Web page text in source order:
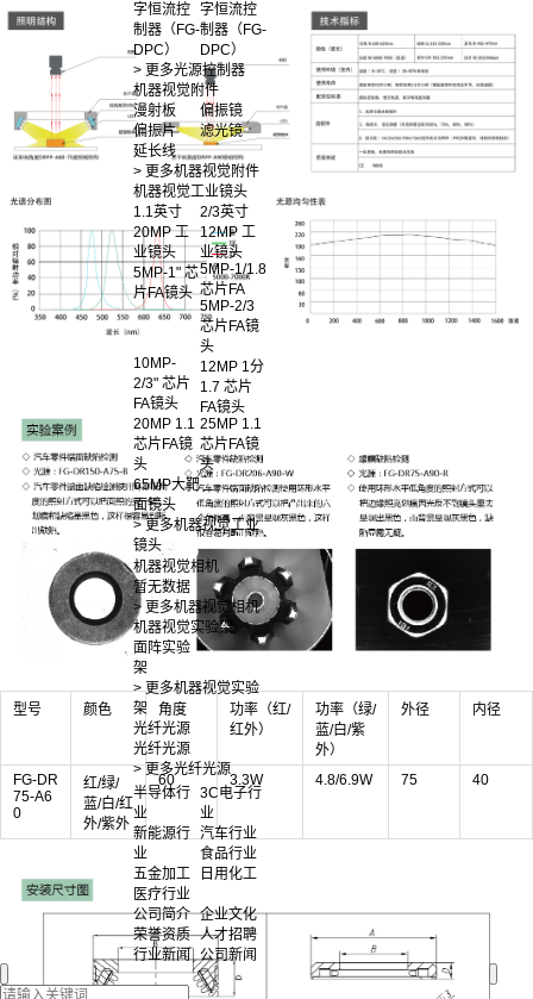
字恒流控
制器（FG-
DPC）
字恒流控
制器（FG-
DPC）
> 更多光源控制器
机器视觉附件
漫射板
偏振镜
偏振片
滤光镜
延长线
> 更多机器视觉附件
机器视觉工业镜头
1.1英寸
20MP 工
业镜头
2/3英寸
12MP 工
业镜头
5MP-1" 芯
片FA镜头
5MP-1/1.8
芯片FA
5MP-2/3
芯片FA镜
头
10MP-
2/3" 芯片
FA镜头
12MP 1分
1.7 芯片
FA镜头
20MP 1.1
芯片FA镜
头
25MP 1.1
芯片FA镜
头
65MP大靶
面镜头
> 更多机器视觉工业
镜头
机器视觉相机
暂无数据
> 更多机器视觉相机
机器视觉实验架
面阵实验
架
> 更多机器视觉实验
架
光纤光源
光纤光源
> 更多光纤光源
半导体行
业
3C电子行
业
新能源行
业
汽车行业
食品行业
五金加工
日用化工
医疗行业
公司简介 企业文化
荣誉资质 人才招聘
行业新闻 公司新闻
型号 颜色 角度
功率（红/
红外）
功率（绿/
蓝/白/紫
外）
外径 内径
FG-DR
75-A6
0
红/绿/
蓝/白/红
外/紫外
60 3.3W 4.8/6.9W 75 40